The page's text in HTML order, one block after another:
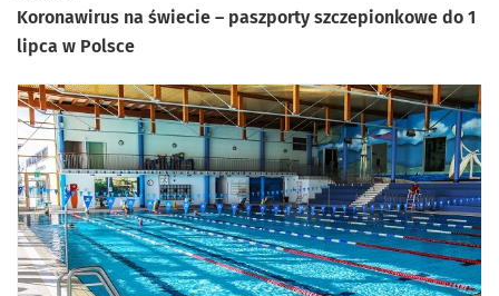
Koronawirus na świecie – paszporty szczepionkowe do 1
lipca w Polsce